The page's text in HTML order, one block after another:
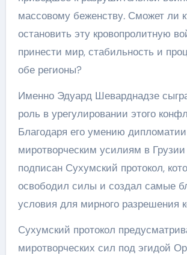
массовому беженству. Сможет ли
остановить эту кровопролитную
принести мир, стабильность и
обе регионы?
Именно Эдуард Шеварднадзе
роль в урегулировании этого
Благодаря его умению
миротворческим усилиям в
подписан Сухумский протокол,
освободил силы и создал самые
условия для мирного разрешения
Сухумский протокол
миротворческих сил под эгидой